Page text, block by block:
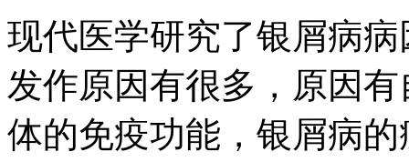
现代医学研究了银屑病
发作原因有很多，原因
体的免疫功能，银屑病